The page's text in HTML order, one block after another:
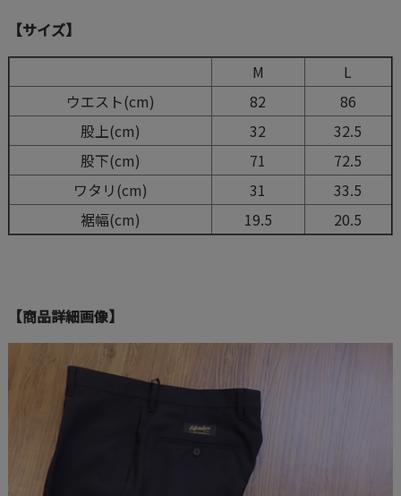
【サイズ】
M
L
ウエスト(cm)
82
86
股上(cm)
32
32.5
股下(cm)
71
72.5
ワタリ(cm)
31
33.5
裾幅(cm)
19.5 20.5
【商品詳細画像】